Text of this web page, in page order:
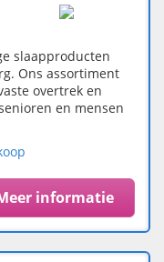
slaapproducten
Ons assortiment
overtrek en
en mensen
informatie